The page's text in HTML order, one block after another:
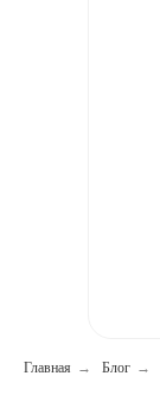
Главная → Блог →